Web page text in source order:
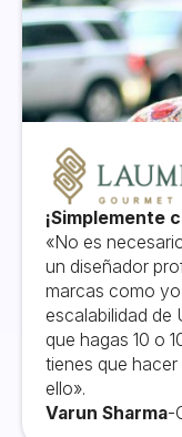
¡Simplemente
«No es
un diseñador
marcas como
escalabilidad de
que hagas 10 o
tienes que
ello».
Varun Sharma-